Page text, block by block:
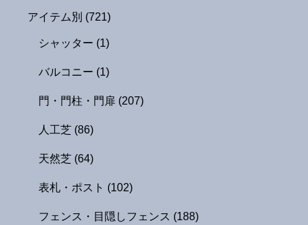
アイテム別 (721)
シャッター (1)
バルコニー (1)
門・門柱・門扉 (207)
人工芝 (86)
天然芝 (64)
表札・ポスト (102)
フェンス・目隠しフェンス (188)